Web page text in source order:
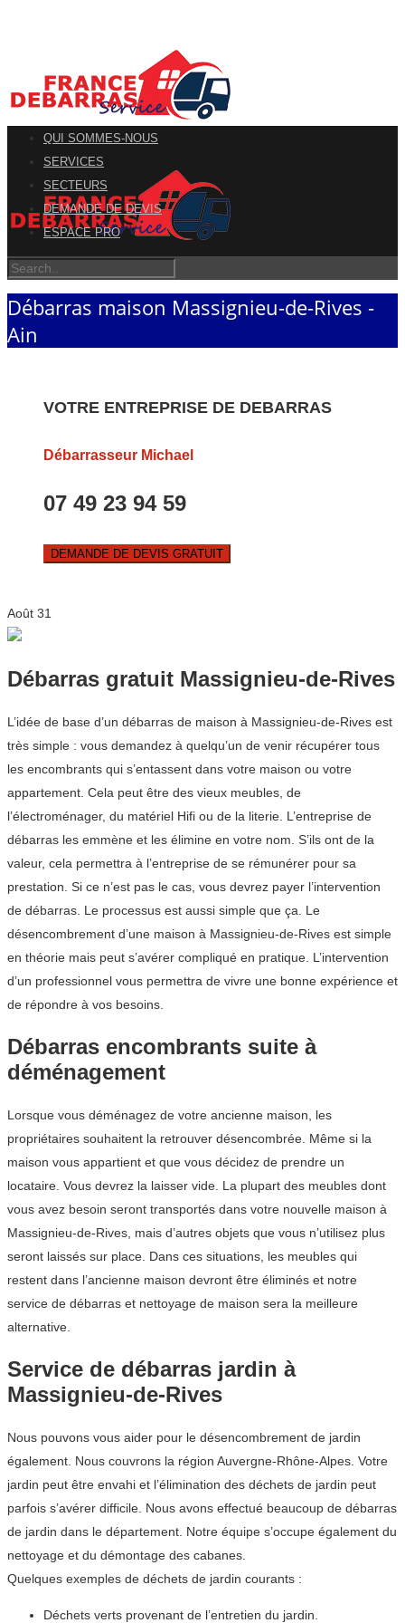
QUI SOMMES-NOUS
SERVICES
SECTEURS
DEMANDE DE DEVIS
ESPACE PRO
Débarras maison Massignieu-de-Rives -
Ain
VOTRE ENTREPRISE DE DEBARRAS
Débarrasseur Michael
07 49 23 94 59
DEMANDE DE DEVIS GRATUIT
Août 31
Débarras gratuit Massignieu-de-Rives
L’idée de base d’un débarras de maison à Massignieu-de-Rives est
très simple : vous demandez à quelqu’un de venir récupérer tous
les encombrants qui s’entassent dans votre maison ou votre
appartement. Cela peut être des vieux meubles, de
l’électroménager, du matériel Hifi ou de la literie. L’entreprise de
débarras les emmène et les élimine en votre nom. S’ils ont de la
valeur, cela permettra à l’entreprise de se rémunérer pour sa
prestation. Si ce n’est pas le cas, vous devrez payer l’intervention
de débarras. Le processus est aussi simple que ça. Le
désencombrement d’une maison à Massignieu-de-Rives est simple
en théorie mais peut s’avérer compliqué en pratique. L’intervention
d’un professionnel vous permettra de vivre une bonne expérience et
de répondre à vos besoins.
Débarras encombrants suite à
déménagement
Lorsque vous déménagez de votre ancienne maison, les
propriétaires souhaitent la retrouver désencombrée. Même si la
maison vous appartient et que vous décidez de prendre un
locataire. Vous devrez la laisser vide. La plupart des meubles dont
vous avez besoin seront transportés dans votre nouvelle maison à
Massignieu-de-Rives, mais d’autres objets que vous n’utilisez plus
seront laissés sur place. Dans ces situations, les meubles qui
restent dans l’ancienne maison devront être éliminés et notre
service de débarras et nettoyage de maison sera la meilleure
alternative.
Service de débarras jardin à
Massignieu-de-Rives
Nous pouvons vous aider pour le désencombrement de jardin
également. Nous couvrons la région Auvergne-Rhône-Alpes. Votre
jardin peut être envahi et l’élimination des déchets de jardin peut
parfois s’avérer difficile. Nous avons effectué beaucoup de débarras
de jardin dans le département. Notre équipe s’occupe également du
nettoyage et du démontage des cabanes.
Quelques exemples de déchets de jardin courants :
Déchets verts provenant de l’entretien du jardin.